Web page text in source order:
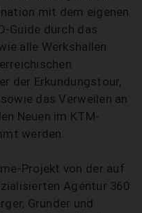
mit dem eigenen
Guide durch das
alle Werkshallen
der Erkundungstour,
das Verweilen an
Neuen im KTM-
werden.
Projekt von der auf
Agentur 360
Gründer und